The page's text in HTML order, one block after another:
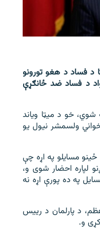
د فساد د هغو تورونو
د فساد ضد ځانګړې
خو د میټا ویاند
ولسمشر نیول یو
مسایلو په اړه چې
لپاره احضار شوی و،
په ده پورې اړه نه
د پارلمان د رییس
و.